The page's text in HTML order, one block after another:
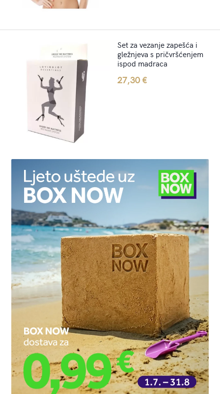
Set za vezanje zapešća i
gležnjeva s pričvršćenjem
ispod madraca
27,30€